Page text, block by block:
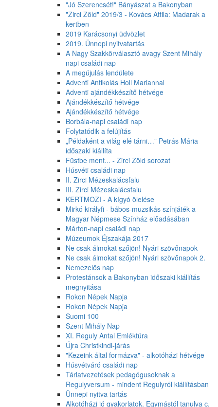
"Jó Szerencsét!" Bányászat a Bakonyban
"Zirci Zöld" 2019/3 - Kovács Attila: Madarak a
kertben
2019 Karácsonyi üdvözlet
2019. Ünnepi nyitvatartás
A Nagy Szakkörválasztó avagy Szent Mihály
napi családi nap
A megújulás lendülete
Adventi Antikolás Holl Mariannal
Adventi ajándékkészítő hétvége
Ajándékkészítő hétvége
Ajándékkészítő hétvége
Borbála-napi családi nap
Folytatódik a felújítás
„Példaként a világ elé tárni…” Petrás Mária
időszaki kiállíta
Füstbe ment... - Zirci Zöld sorozat
Húsvéti családi nap
II. Zirci Mézeskalácsfalu
III. Zirci Mézeskalácsfalu
KERTMOZI - A kígyó ölelése
Mirkó királyfi - bábos-muzsikás színjáték a
Magyar Népmese Színház előadásában
Márton-napi családi nap
Múzeumok Éjszakája 2017
Ne csak álmokat szőjön! Nyári szövőnapok
Ne csak álmokat szőjön! Nyári szövőnapok 2.
Nemezelős nap
Protestánsok a Bakonyban időszaki kiállítás
megnyitása
Rokon Népek Napja
Rokon Népek Napja
Suomi 100
Szent Mihály Nap
XI. Reguly Antal Emléktúra
Újra Christkindl-járás
"Kezeink által formázva" - alkotóházi hétvége
Húsvétváró családi nap
Tárlatvezetések pedagógusoknak a
Regulyversum - mindent Regulyról kiállításban
Ünnepi nyitva tartás
Alkotóházi jó gyakorlatok. Egymástól tanulva c.